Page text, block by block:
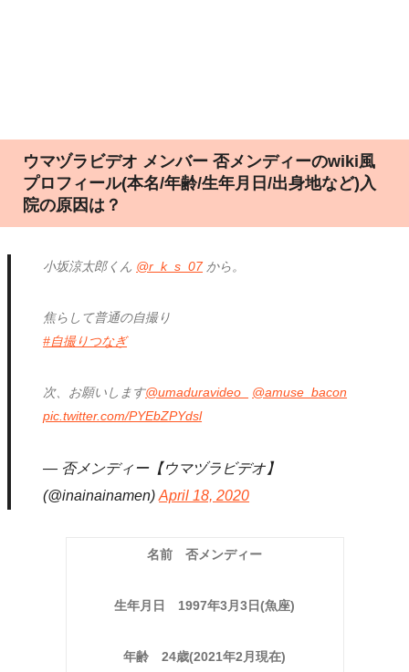
ウマヅラビデオ メンバー 否メンディーのwiki風
プロフィール(本名/年齢/生年月日/出身地など)入
院の原因は？
小坂涼太郎くん @r_k_s_07から。
焦らして普通の自撮り
#自撮りつなぎ
次、お願いします@umaduravideo_
@amuse_bacon
pic.twitter.com/PYEbZPYdsl
— 否メンディー【ウマヅラビデオ】
(@inainainamen)April 18, 2020
名前 否メンディー
生年月日 1997年3月3日(魚座)
年齢 24歳(2021年2月現在)